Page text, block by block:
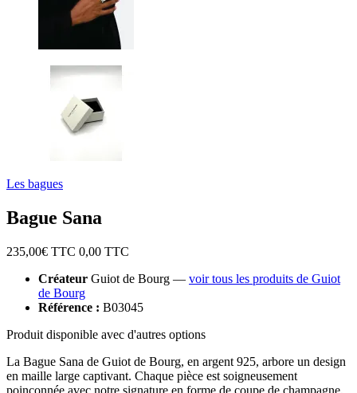
Les bagues
Bague Sana
235,00€ TTC 0,00 TTC
Créateur Guiot de Bourg — voir tous les produits de Guiot
de Bourg
Référence : B03045
Produit disponible avec d'autres options
La Bague Sana de Guiot de Bourg, en argent 925, arbore un design
en maille large captivant. Chaque pièce est soigneusement
poinçonnée avec notre signature en forme de coupe de champagne,